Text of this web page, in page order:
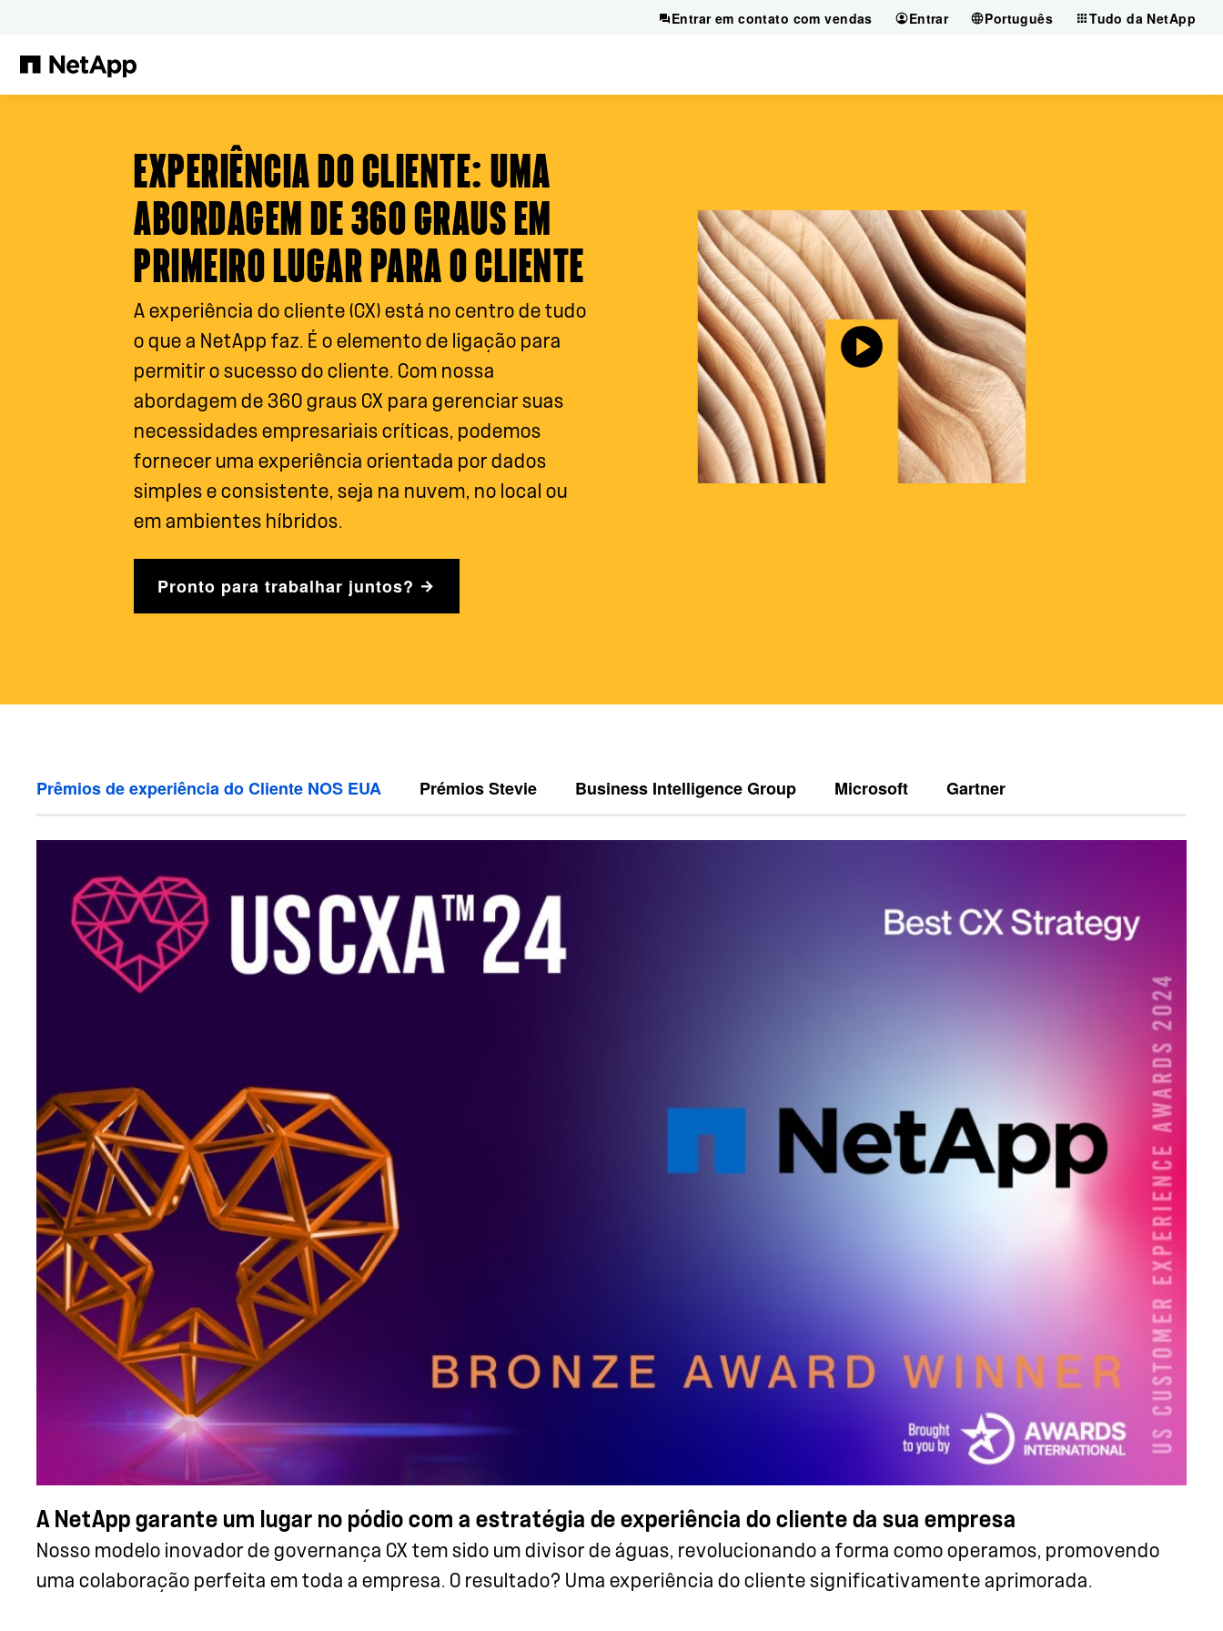
Entrar em contato com vendas Entrar Português Tudo da NetApp
EXPERIÊNCIA DO CLIENTE: UMA
ABORDAGEM DE 360 GRAUS EM
PRIMEIRO LUGAR PARA O CLIENTE
A experiência do cliente (CX) está no centro de tudo
o que a NetApp faz. É o elemento de ligação para
permitir o sucesso do cliente. Com nossa
abordagem de 360 graus CX para gerenciar suas
necessidades empresariais críticas, podemos
fornecer uma experiência orientada por dados
simples e consistente, seja na nuvem, no local ou
em ambientes híbridos.
Pronto para trabalhar juntos?
Prêmios de experiência do Cliente NOS EUA Prémios Stevie Business Intelligence Group Microsoft Gartner
A NetApp garante um lugar no pódio com a estratégia de experiência do cliente da sua empresa
Nosso modelo inovador de governança CX tem sido um divisor de águas, revolucionando a forma como operamos, promovendo
uma colaboração perfeita em toda a empresa. O resultado? Uma experiência do cliente significativamente aprimorada.